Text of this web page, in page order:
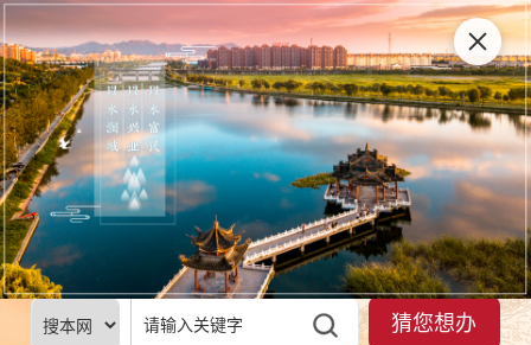
多云转晴 最高气温31℃
访问我的专属空间 智能问答 简 | 繁 移动版 无障碍
猜您想办